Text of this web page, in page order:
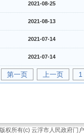
2021-08-25
2021-08-13
2021-07-14
2021-07-14
第一页 上一页 1
版权所有(c) 云浮市人民政府门